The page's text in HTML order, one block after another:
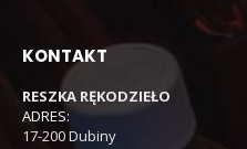
KONTAKT
RESZKA RĘKODZIEŁO
ADRES:
17-200 Dubiny